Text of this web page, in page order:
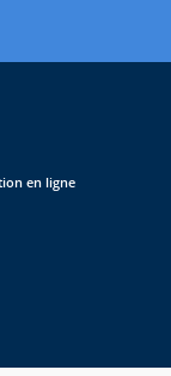
en ligne